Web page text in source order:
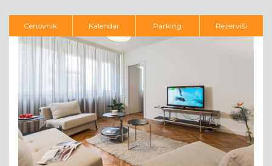
Cenovnik Kalendar Parking Rezerviši